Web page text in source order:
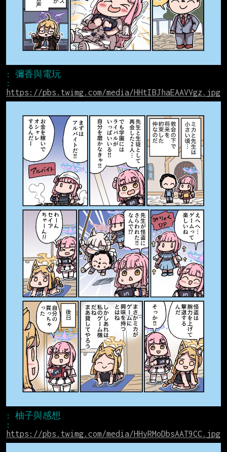
https://pbs.twimg.com/media/HHtIBJhaEAAVVgz.jpg
https://pbs.twimg.com/media/HHyRMoDbsAAT9CC.jpg